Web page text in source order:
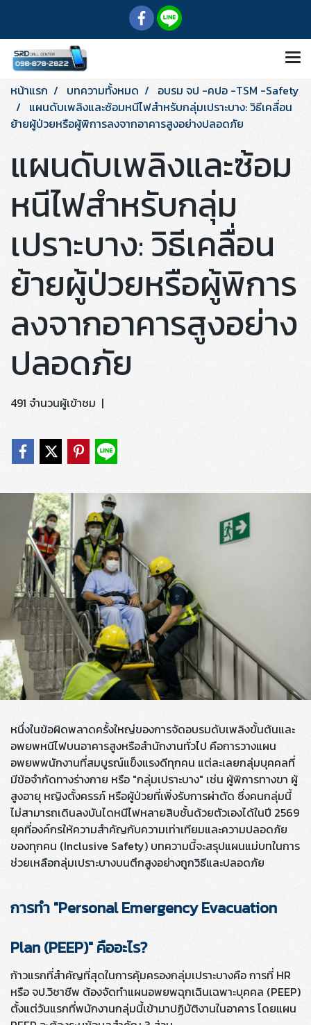
หน้าแรก บทความทั้งหมด
อบรม จป -คปอ -TSM -Safety
แผนดับเพลิงและซ้อมหนีไฟสำหรับกลุ่มเปราะบาง: วิธีเคลื่อน
ย้ายผู้ป่วยหรือผู้พิการลงจากอาคารสูงอย่างปลอดภัย
แผนดับเพลิงและซ้อม
หนีไฟสำหรับกลุ่ม
เปราะบาง: วิธีเคลื่อน
ย้ายผู้ป่วยหรือผู้พิการ
ลงจากอาคารสูงอย่าง
ปลอดภัย
491 จำนวนผู้เข้าชม |
หนึ่งในข้อผิดพลาดครั้งใหญ่ของการจัดอบรมดับเพลิงขั้นต้นและ
อพยพหนีไฟบนอาคารสูงหรือสำนักงานทั่วไป คือการวางแผน
อพยพพนักงานที่สมบูรณ์แข็งแรงดีทุกคน แต่ละเลยกลุ่มบุคคลที่
มีข้อจำกัดทางร่างกาย หรือ "กลุ่มเปราะบาง" เช่น ผู้พิการทางขา ผู้
สูงอายุ หญิงตั้งครรภ์ หรือผู้ป่วยที่เพิ่งรับการผ่าตัด ซึ่งคนกลุ่มนี้
ไม่สามารถเดินลงบันไดหนีไฟหลายสิบชั้นด้วยตัวเองได้ในปี 2569
ยุคที่องค์กรให้ความสำคัญกับความเท่าเทียมและความปลอดภัย
ของทุกคน (Inclusive Safety) บทความนี้จะสรุปแผนแม่บทในการ
ช่วยเหลือกลุ่มเปราะบางบนตึกสูงอย่างถูกวิธีและปลอดภัย
การทำ "Personal Emergency Evacuation
Plan (PEEP)" คืออะไร?
ก้าวแรกที่สำคัญที่สุดในการคุ้มครองกลุ่มเปราะบางคือ การที่ HR
หรือ จป.วิชาชีพ ต้องจัดทำแผนอพยพฉุกเฉินเฉพาะบุคคล (PEEP)
ตั้งแต่วันแรกที่พนักงานกลุ่มนี้เข้ามาปฏิบัติงานในอาคาร โดยแผน